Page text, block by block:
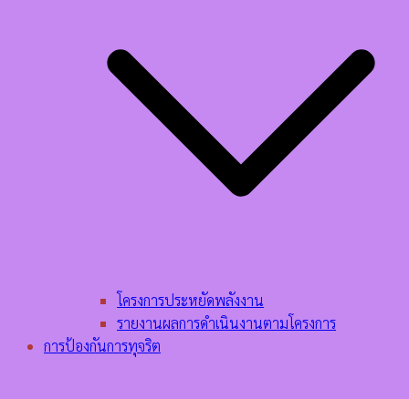
โครงการประหยัดพลังงาน
รายงานผลการดำเนินงานตามโครงการ
การป้องกันการทุจริต